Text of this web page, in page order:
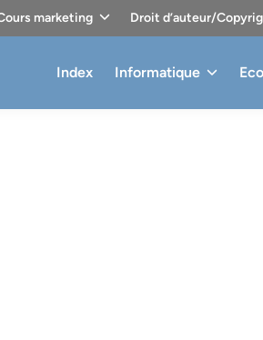
marketing Droit d’auteur/
Index Informatique